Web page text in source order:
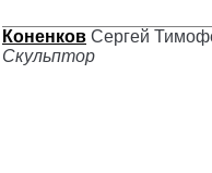
Коненков Сергей
Скульптор